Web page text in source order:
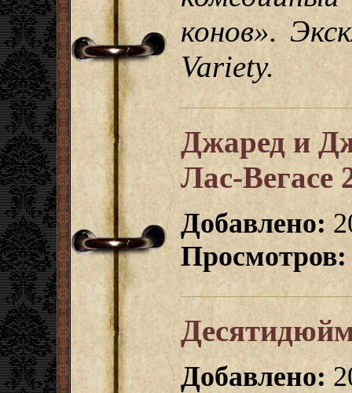
конов».
Variety.
Джаред и
Лас-Вегасе
Добавлено:
Просмотров:
Добавлено: